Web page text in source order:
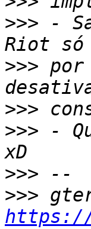
>>> -
>>>
>>>
>>> -
>>>
>>>